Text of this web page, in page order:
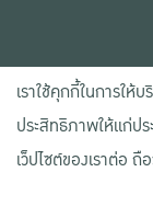
เลขที่ 50 ถนนงามว
เราใช้คุกกี้ในการให้
ประสิทธิภาพให้แก่ป
เว็ปไซต์ของเราต่อ